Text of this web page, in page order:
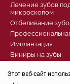
Лечение зубов
микроскопом
Отбеливание
Имплантация
Виниры на зубы
Диагностика
Этот веб-сайт